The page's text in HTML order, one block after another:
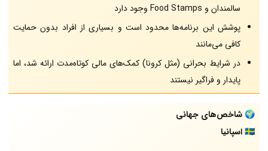
سالمندان و Food Stamps وجود دارد
پوشش این برنامه‌ها محدود است و بسیاری از افراد بدون حمایت
کافی می‌مانند
در شرایط بحرانی (مثل کرونا) کمک‌های مالی کوتاه‌مدت ارائه شد، اما
پایدار و فراگیر نیستند
🌍شاخص‌های جهانی
🇪🇸اسپانیا